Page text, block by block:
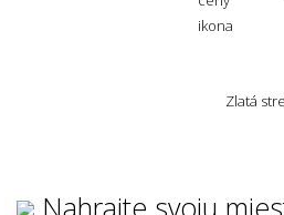
Zlatá
Nahrajte svoju